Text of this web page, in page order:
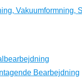
Bearbejdning